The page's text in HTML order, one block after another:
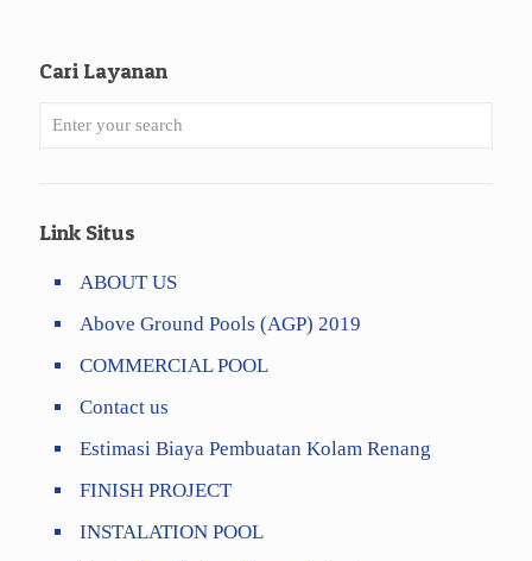
Cari Layanan
Link Situs
ABOUT US
Above Ground Pools (AGP) 2019
COMMERCIAL POOL
Contact us
Estimasi Biaya Pembuatan Kolam Renang
FINISH PROJECT
INSTALATION POOL